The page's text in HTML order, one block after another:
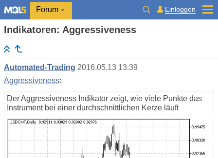
Forum Einloggen
Indikatoren: Aggressiveness
Automated-Trading 2016.05.13 13:39
Aggressiveness:
Der Aggressiveness Indikator zeigt, wie viele Punkte das
Instrument bei einer durchschnittlichen Kerze läuft